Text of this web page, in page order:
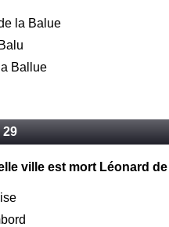
la Balue
Ballue
29
ville est mort Léonard